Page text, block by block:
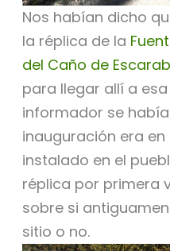
Nos habían dicho
la réplica de la
del Caño de
para llegar allí a
informador se
inauguración era
instalado en el
réplica por primera
sobre si
sitio o no.